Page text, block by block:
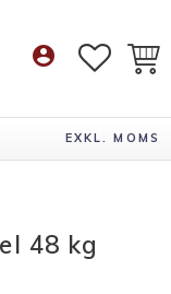
account_circle
EXKL. MOMS
48 kg